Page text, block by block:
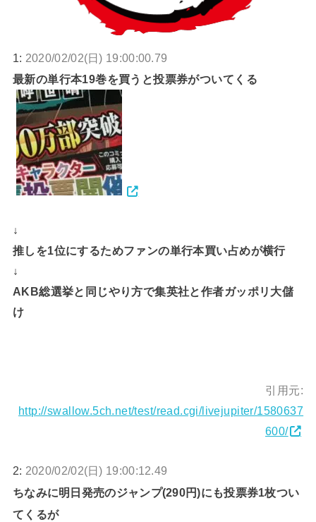
1: 2020/02/02(日) 19:00:00.79
最新の単行本19巻を買うと投票券がついてくる
↓
推しを1位にするためファンの単行本買い占めが横行
↓
AKB総選挙と同じやり方で集英社と作者ガッポリ大儲
け
引用元:
http://swallow.5ch.net/test/read.cgi/livejupiter/1580637
600/
2: 2020/02/02(日) 19:00:12.49
ちなみに明日発売のジャンプ(290円)にも投票券1枚つい
てくるが